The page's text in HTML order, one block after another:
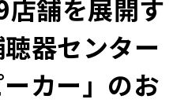
舗を展開す
器センター
ーカー」のお